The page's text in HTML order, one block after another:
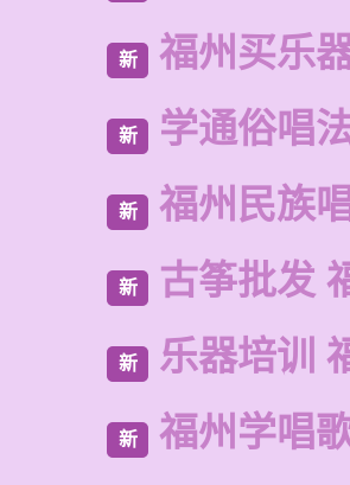
新 福州买乐
新 学通俗唱
新 福州民族
新 古筝批发
新 乐器培训
新 福州学唱